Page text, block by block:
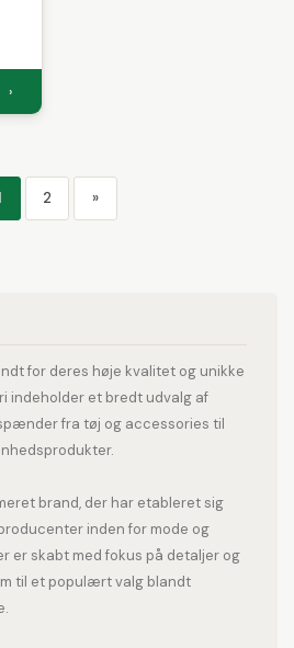
›
2 »
for deres høje kvalitet og unikke
indeholder et bredt udvalg af
fra tøj og accessories til
brand, der har etableret sig
inden for mode og
er skabt med fokus på detaljer og
til et populært valg blandt